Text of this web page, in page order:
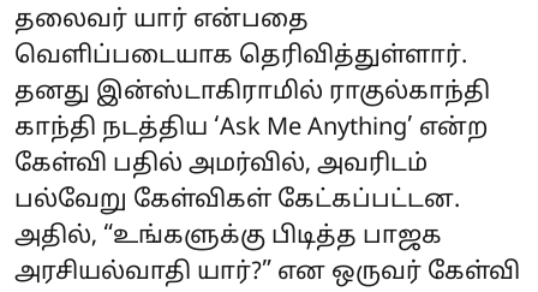
தலைவர் யார் என்பதை
வெளிப்படையாக தெரிவித்துள்ளார்.
தனது இன்ஸ்டாகிராமில் ராகுல்காந்தி
காந்தி நடத்திய ‘Ask Me Anything’ என்ற
கேள்வி பதில் அமர்வில், அவரிடம்
பல்வேறு கேள்விகள் கேட்கப்பட்டன.
அதில், “உங்களுக்கு பிடித்த பாஜக
அரசியல்வாதி யார்?” என ஒருவர் கேள்வி